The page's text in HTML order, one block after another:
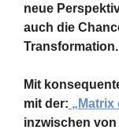
neue
auch die
Transformation.
Mit
mit der: „Matrix
inzwischen